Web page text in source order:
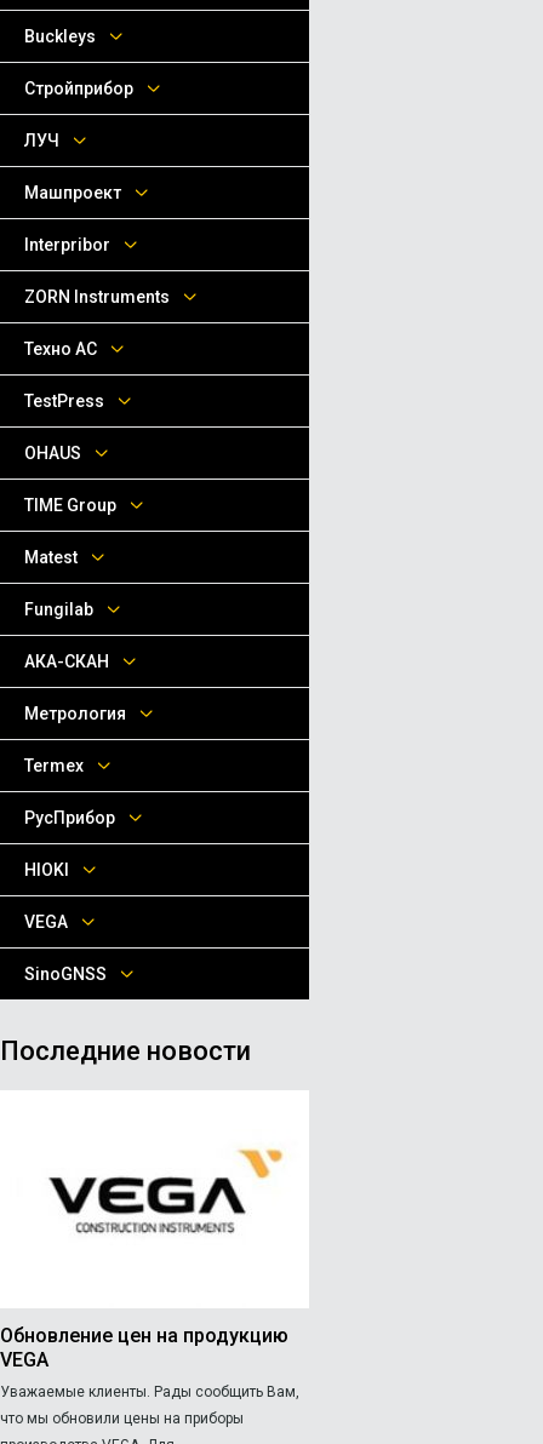
Buckleys
Стройприбор
ЛУЧ
Машпроект
Interpribor
ZORN Instruments
Техно АС
TestPress
OHAUS
TIME Group
Matest
Fungilab
АКА-СКАН
Метрология
Termex
РусПрибор
HIOKI
VEGA
SinoGNSS
Последние новости
Обновление цен на продукцию
VEGA
Уважаемые клиенты. Рады сообщить Вам,
что мы обновили цены на приборы